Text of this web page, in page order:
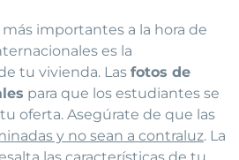
importantes a la hora de
es la
tu vivienda. Las fotos de
para que los estudiantes se
oferta. Asegúrate de que las
y no sean a contraluz. La